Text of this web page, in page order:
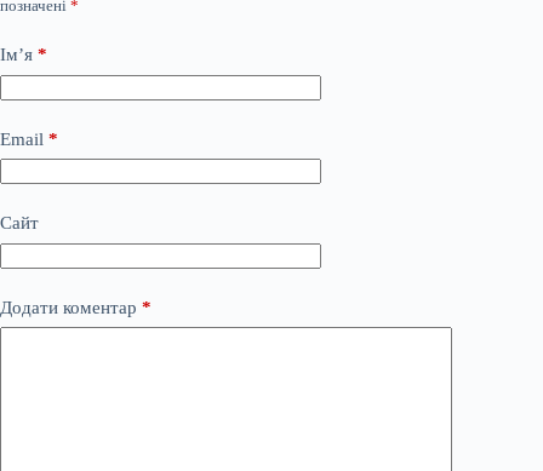
позначені *
Ім’я *
Email *
Сайт
Додати коментар *